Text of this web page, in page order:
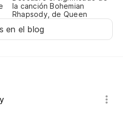
la canción Bohemian
Rhapsody, de Queen
en el blog